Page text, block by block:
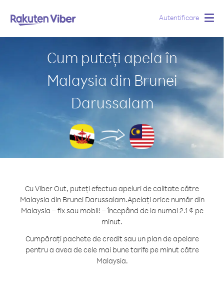
Autentificare
Cum puteți apela în
Malaysia din Brunei
Darussalam
Cu Viber Out, puteți efectua apeluri de calitate către
Malaysia din Brunei Darussalam.Apelați orice număr din
Malaysia – fix sau mobil! – începând de la numai 2.1 ¢ pe
minut.
Cumpărați pachete de credit sau un plan de apelare
pentru a avea de cele mai bune tarife pe minut către
Malaysia.